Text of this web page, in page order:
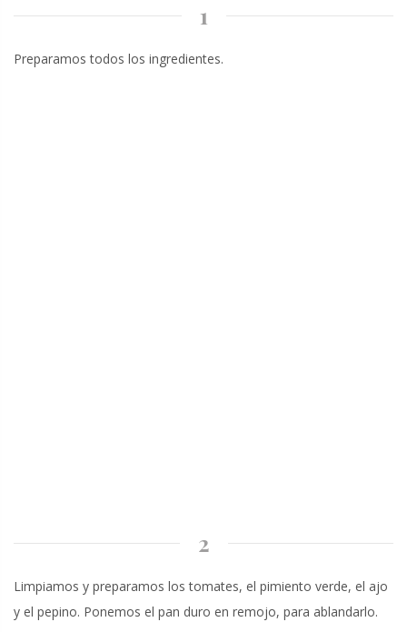
1
Preparamos todos los ingredientes.
2
Limpiamos y preparamos los tomates, el pimiento verde, el ajo
y el pepino. Ponemos el pan duro en remojo, para ablandarlo.